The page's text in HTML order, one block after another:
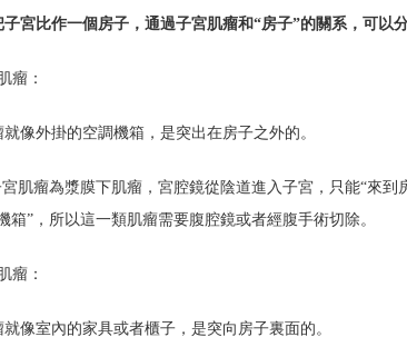
宮比作一個房子，通過子宮肌瘤和“房子”的關系，可以
瘤：
像外掛的空調機箱，是突出在房子之外的。
肌瘤為漿膜下肌瘤，宮腔鏡從陰道進入子宮，只能“來到
箱”，所以這一類肌瘤需要腹腔鏡或者經腹手術切除。
瘤：
像室內的家具或者櫃子，是突向房子裏面的。